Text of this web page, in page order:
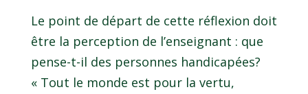
Le point de départ de cette réflexion doit
être la perception de l’enseignant : que
pense-t-il des personnes handicapées?
« Tout le monde est pour la vertu,